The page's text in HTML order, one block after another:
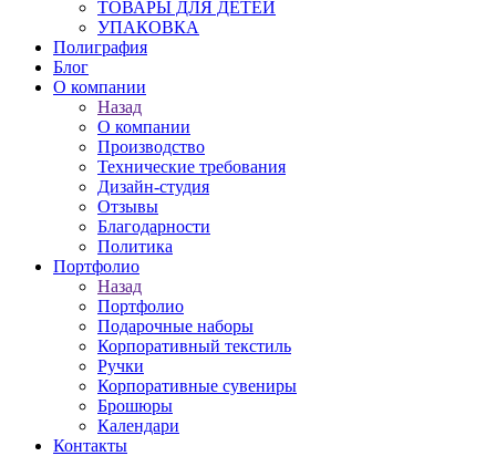
ТОВАРЫ ДЛЯ ДЕТЕЙ
УПАКОВКА
Полиграфия
Блог
О компании
Назад
О компании
Производство
Технические требования
Дизайн-студия
Отзывы
Благодарности
Политика
Портфолио
Назад
Портфолио
Подарочные наборы
Корпоративный текстиль
Ручки
Корпоративные сувениры
Брошюры
Календари
Контакты